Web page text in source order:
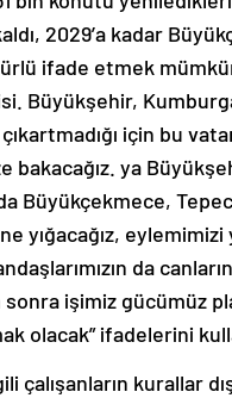
2029’a kadar
ifade etmek
Büyükşehir,
için bu
bakacağız. ya
Büyükçekmece,
yığacağız, eylemimizi
da
işimiz gücümüz
olacak” ifadelerini
çalışanların kurallar